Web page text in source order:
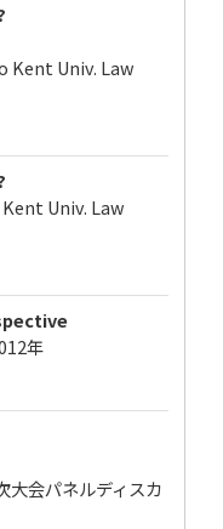
Kent Univ. Law
Univ. Law
年
大会パネルディスカ